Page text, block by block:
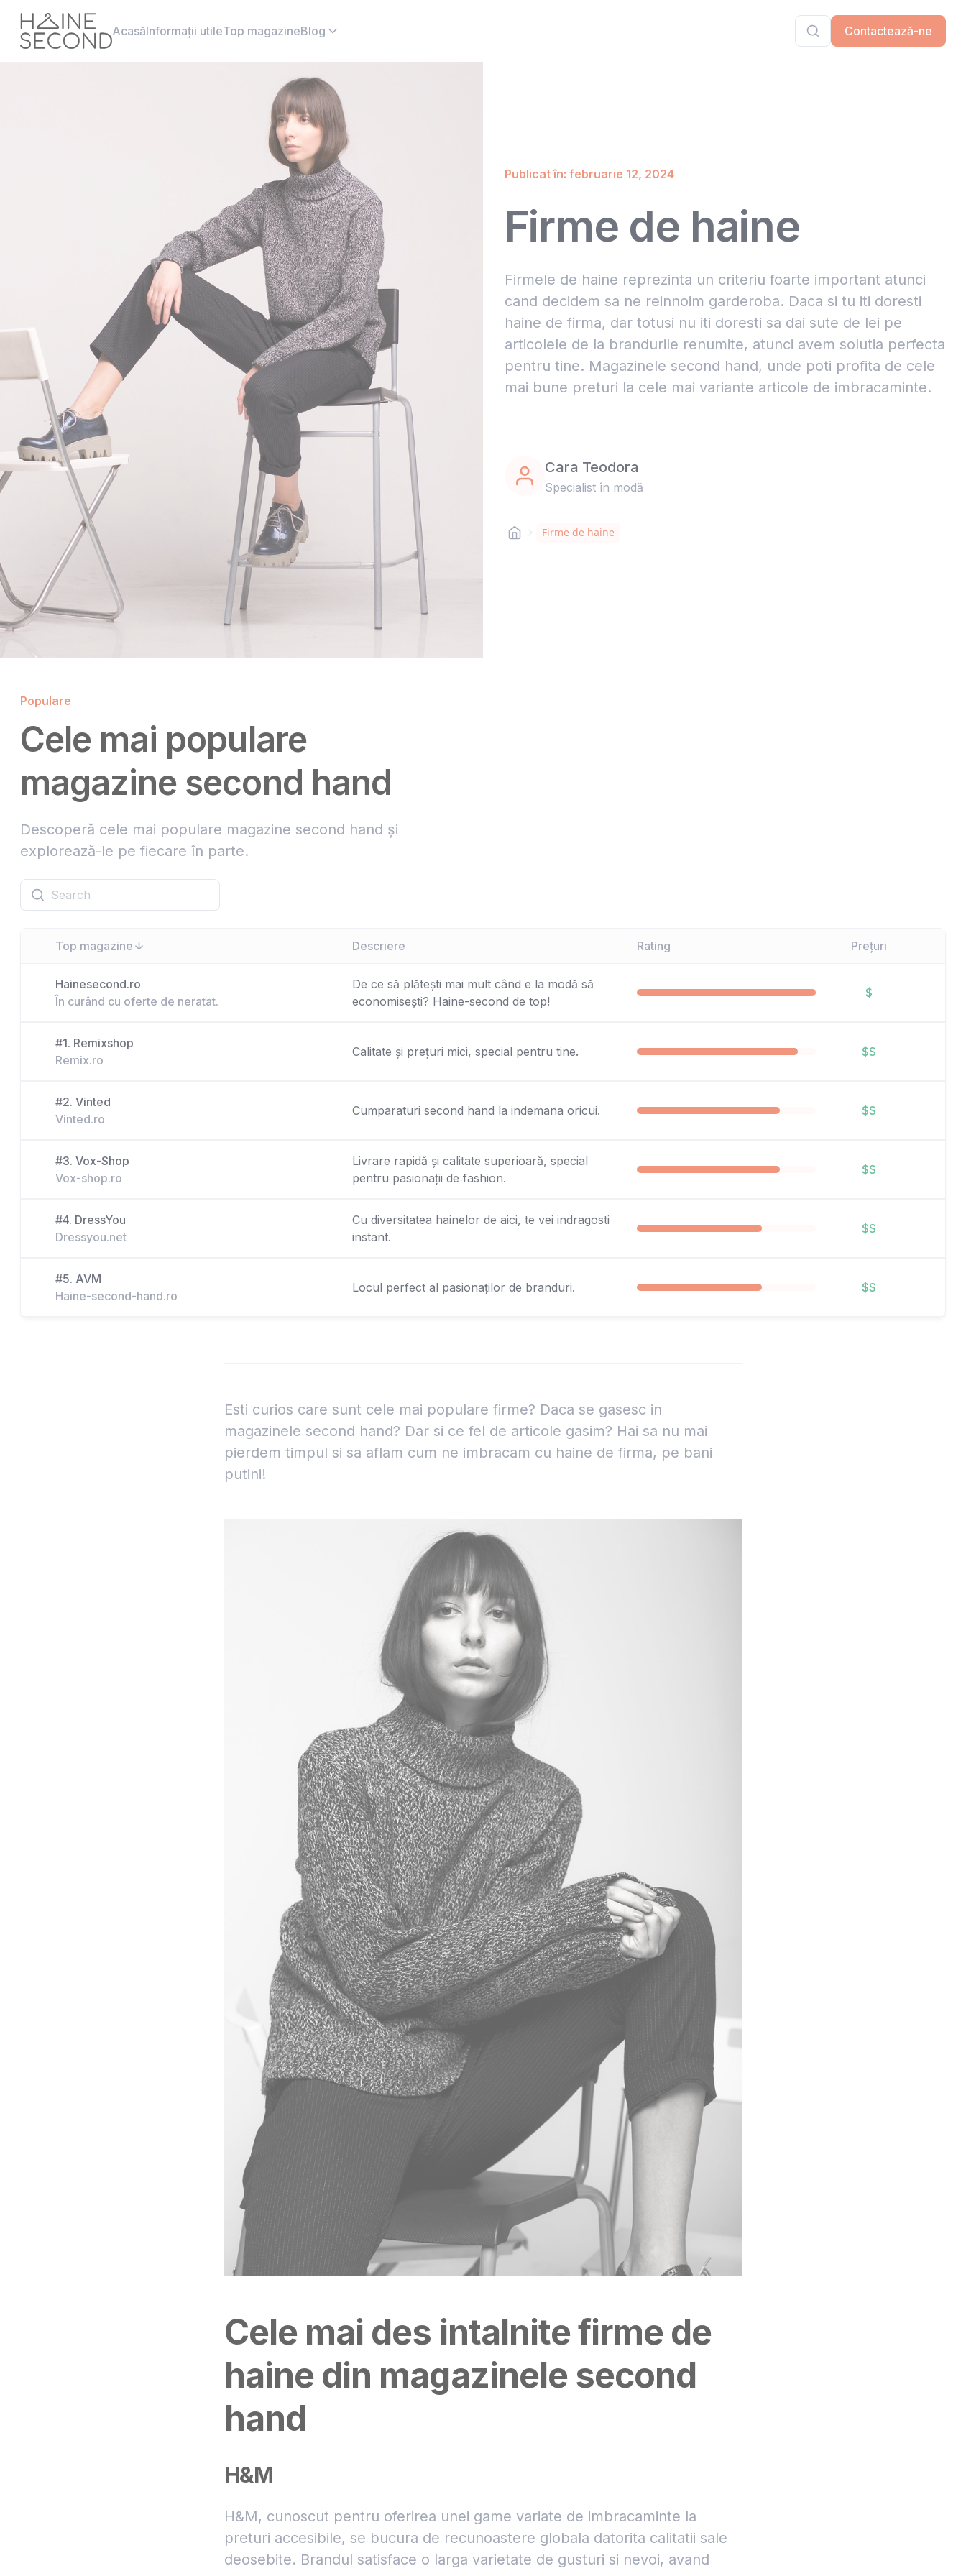
AcasăInformații utileTop magazineBlog Contactează-ne
Publicat în: februarie 12, 2024
Firme de haine
Firmele de haine reprezinta un criteriu foarte important atunci
cand decidem sa ne reinnoim garderoba. Daca si tu iti doresti
haine de firma, dar totusi nu iti doresti sa dai sute de lei pe
articolele de la brandurile renumite, atunci avem solutia perfecta
pentru tine. Magazinele second hand, unde poti profita de cele
mai bune preturi la cele mai variante articole de imbracaminte.
Cara Teodora
Specialist în modă
Firme de haine
Populare
Cele mai populare
magazine second hand
Descoperă cele mai populare magazine second hand și
explorează-le pe fiecare în parte.
Top magazine Descriere Rating Prețuri
Hainesecond.ro
În curând cu oferte de neratat.
De ce să plătești mai mult când e la modă să
economisești? Haine-second de top!
$
#1. Remixshop
Remix.ro
Calitate și prețuri mici, special pentru tine. $$
#2. Vinted
Vinted.ro
Cumparaturi second hand la indemana oricui. $$
#3. Vox-Shop
Vox-shop.ro
Livrare rapidă și calitate superioară, special
pentru pasionații de fashion.
$$
#4. DressYou
Dressyou.net
Cu diversitatea hainelor de aici, te vei indragosti
instant.
$$
#5. AVM
Haine-second-hand.ro
Locul perfect al pasionaților de branduri. $$
Esti curios care sunt cele mai populare firme? Daca se gasesc in
magazinele second hand? Dar si ce fel de articole gasim? Hai sa nu mai
pierdem timpul si sa aflam cum ne imbracam cu haine de firma, pe bani
putini!
Cele mai des intalnite firme de
haine din magazinele second
hand
H&M
H&M, cunoscut pentru oferirea unei game variate de imbracaminte la
preturi accesibile, se bucura de recunoastere globala datorita calitatii sale
deosebite. Brandul satisface o larga varietate de gusturi si nevoi, avand